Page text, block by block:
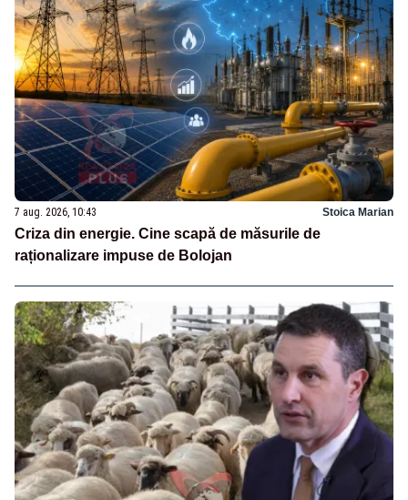
7 aug. 2026, 10:43 Stoica Marian
Criza din energie. Cine scapă de măsurile de
raționalizare impuse de Bolojan